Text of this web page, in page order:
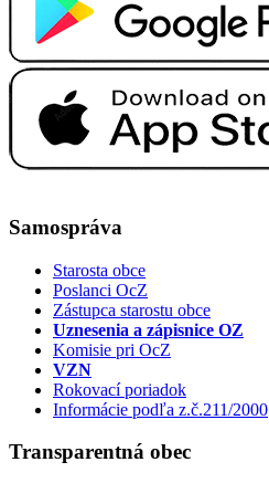
Samospráva
Starosta obce
Poslanci OcZ
Zástupca starostu obce
Uznesenia a zápisnice OZ
Komisie pri OcZ
VZN
Rokovací poriadok
Informácie podľa z.č.211/2000
Transparentná obec